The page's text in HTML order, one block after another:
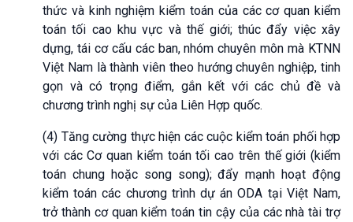
thức và kinh nghiệm kiểm toán của các cơ quan kiểm
toán tối cao khu vực và thế giới; thúc đẩy việc xây
dựng, tái cơ cấu các ban, nhóm chuyên môn mà KTNN
Việt Nam là thành viên theo hướng chuyên nghiệp, tinh
gọn và có trọng điểm, gắn kết với các chủ đề và
chương trình nghị sự của Liên Hợp quốc.
(4) Tăng cường thực hiện các cuộc kiểm toán phối hợp
với các Cơ quan kiểm toán tối cao trên thế giới (kiểm
toán chung hoặc song song); đẩy mạnh hoạt động
kiểm toán các chương trình dự án ODA tại Việt Nam,
trở thành cơ quan kiểm toán tin cậy của các nhà tài trợ